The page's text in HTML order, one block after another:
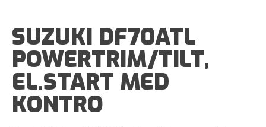
SUZUKI DF70ATL
POWERTRIM/TILT,
EL.START MED
KONTRO